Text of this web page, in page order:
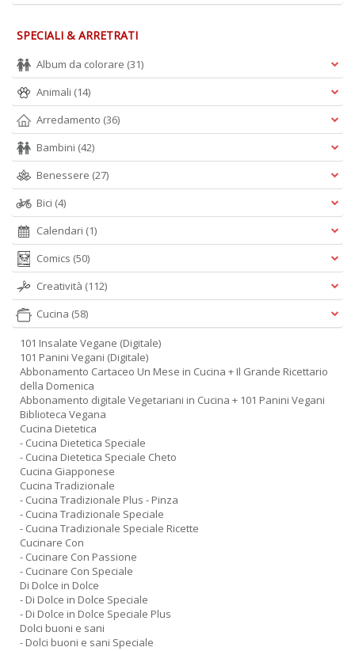
SPECIALI & ARRETRATI
Album da colorare (31)
Animali (14)
Arredamento (36)
Bambini (42)
Benessere (27)
Bici (4)
Calendari (1)
Comics (50)
Creatività (112)
Cucina (58)
101 Insalate Vegane (Digitale)
101 Panini Vegani (Digitale)
Abbonamento Cartaceo Un Mese in Cucina + Il Grande Ricettario
della Domenica
Abbonamento digitale Vegetariani in Cucina + 101 Panini Vegani
Biblioteca Vegana
Cucina Dietetica
- Cucina Dietetica Speciale
- Cucina Dietetica Speciale Cheto
Cucina Giapponese
Cucina Tradizionale
- Cucina Tradizionale Plus - Pinza
- Cucina Tradizionale Speciale
- Cucina Tradizionale Speciale Ricette
Cucinare Con
- Cucinare Con Passione
- Cucinare Con Speciale
Di Dolce in Dolce
- Di Dolce in Dolce Speciale
- Di Dolce in Dolce Speciale Plus
Dolci buoni e sani
- Dolci buoni e sani Speciale